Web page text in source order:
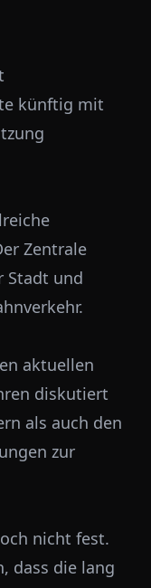
künftig mit
Zentrale
Stadt und
aktuellen
diskutiert
als auch den
zur
nicht fest.
dass die lang